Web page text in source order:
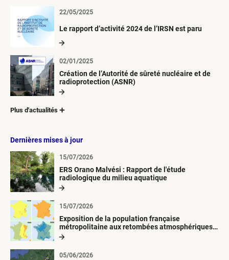
Le rapport d’activité 2024 de l’IRSN est paru
22/05/2025
Création de l’Autorité de sûreté nucléaire et de
radioprotection (ASNR)
02/01/2025
Plus d'actualités
Dernières mises à jour
ERS Orano Malvési : Rapport de l'étude
radiologique du milieu aquatique
15/07/2026
Exposition de la population française
métropolitaine aux retombées atmosphériques
radioactives depuis 1945
15/07/2026
05/06/2026